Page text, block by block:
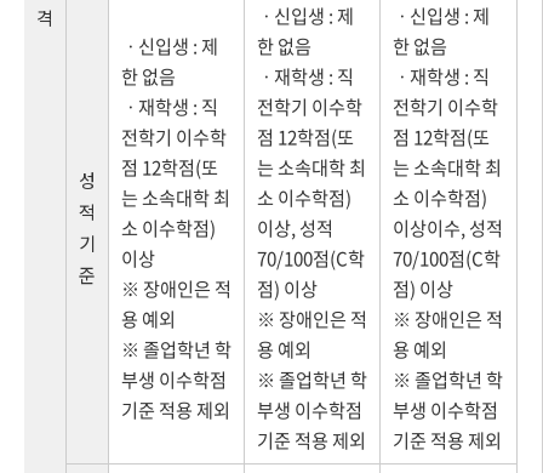
격
성
적
기
준
ㆍ신입생 : 제
한 없음
ㆍ재학생 : 직
전학기 이수학
점 12학점(또
는 소속대학 최
소 이수학점)
이상
※ 장애인은 적
용 예외
※ 졸업학년 학
부생 이수학점
기준 적용 제외
ㆍ신입생 : 제
한 없음
ㆍ재학생 : 직
전학기 이수학
점 12학점(또
는 소속대학 최
소 이수학점)
이상, 성적
70/100점(C학
점) 이상
※ 장애인은 적
용 예외
※ 졸업학년 학
부생 이수학점
기준 적용 제외
ㆍ신입생 : 제
한 없음
ㆍ재학생 : 직
전학기 이수학
점 12학점(또
는 소속대학 최
소 이수학점)
이상이수, 성적
70/100점(C학
점) 이상
※ 장애인은 적
용 예외
※ 졸업학년 학
부생 이수학점
기준 적용 제외